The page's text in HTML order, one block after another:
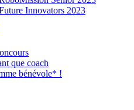
Innovators 2023
que coach
bénévole* !